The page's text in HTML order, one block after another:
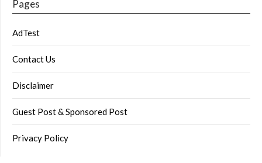
Pages
AdTest
Contact Us
Disclaimer
Guest Post & Sponsored Post
Privacy Policy